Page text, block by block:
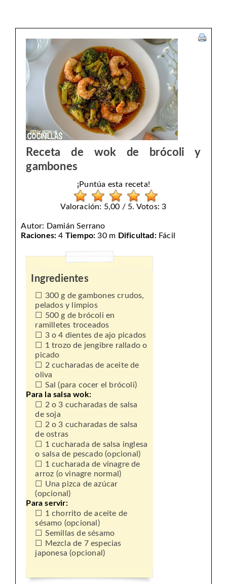
Receta de wok de brócoli y
gambones
¡Puntúa esta receta!
Valoración: 5,00 / 5. Votos: 3
Autor: Damián Serrano
Raciones: 4 Tiempo: 30 m Dificultad:Fácil
Ingredientes
300 g de gambones crudos,
pelados y limpios
500 g de brócoli en
ramilletes troceados
3 o 4 dientes de ajo picados
1 trozo de jengibre rallado o
picado
2 cucharadas de aceite de
oliva
Sal (para cocer el brócoli)
Para la salsa wok:
2 o 3 cucharadas de salsa
de soja
2 o 3 cucharadas de salsa
de ostras
1 cucharada de salsa inglesa
o salsa de pescado (opcional)
1 cucharada de vinagre de
arroz (o vinagre normal)
Una pizca de azúcar
(opcional)
Para servir:
1 chorrito de aceite de
sésamo (opcional)
Semillas de sésamo
Mezcla de 7 especias
japonesa (opcional)